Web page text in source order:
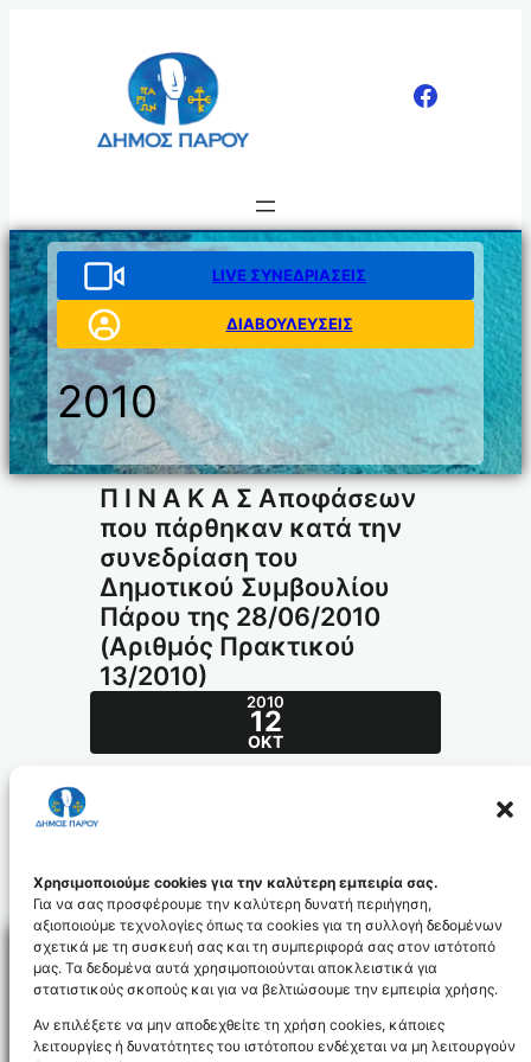
Χρησιμοποιούμε cookies για την καλύτερη εμπειρία σας.
Για να σας προσφέρουμε την καλύτερη δυνατή περιήγηση,
αξιοποιούμε τεχνολογίες όπως τα cookies για τη συλλογή δεδομένων
σχετικά με τη συσκευή σας και τη συμπεριφορά σας στον ιστότοπό
μας. Τα δεδομένα αυτά χρησιμοποιούνται αποκλειστικά για
στατιστικούς σκοπούς και για να βελτιώσουμε την εμπειρία χρήσης.
Αν επιλέξετε να μην αποδεχθείτε τη χρήση cookies, κάποιες
λειτουργίες ή δυνατότητες του ιστότοπου ενδέχεται να μη λειτουργούν
LIVE ΣΥΝΕΔΡΙΑΣΕΙΣ
ΔΙΑΒΟΥΛΕΥΣΕΙΣ
2010
Π Ι Ν Α Κ Α Σ Αποφάσεων
που πάρθηκαν κατά την
συνεδρίαση του
Δημοτικού Συμβουλίου
Πάρου της 28/06/2010
(Αριθμός Πρακτικού
13/2010)
2010
12
ΟΚΤ
(Αριθμός Πρακτικού 13/2010)